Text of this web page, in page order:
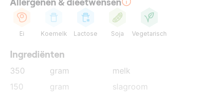
Ei Koemelk Lactose Soja Vegetarisch
Ingrediënten
350 gram
melk
150
gram
slagroom